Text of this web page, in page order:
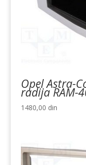
Opel Astra-
radija RAM-
1480,00 din